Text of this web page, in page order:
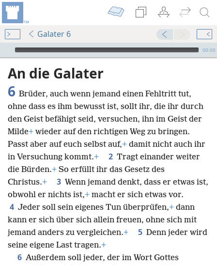
Galater 6
Audio Player
00:00
An die Galater
6 Brüder, auch wenn jemand einen Fehltritt tut,
ohne dass es ihm bewusst ist, sollt ihr, die ihr durch
den Geist befähigt seid, versuchen, ihn im Geist der
Milde+ wieder auf den richtigen Weg zu bringen.
Passt aber auf euch selbst auf,+ damit nicht auch ihr
in Versuchung kommt.+ 2 Tragt einander weiter
die Bürden.+ So erfüllt ihr das Gesetz des
Christus.+ 3 Wenn jemand denkt, dass er etwas ist,
obwohl er nichts ist,+ macht er sich etwas vor.
4 Jeder soll sein eigenes Tun überprüfen,+ dann
kann er sich über sich allein freuen, ohne sich mit
jemand anders zu vergleichen.+ 5 Denn jeder wird
seine eigene Last tragen.+
6 Außerdem soll jeder, der im Wort Gottes